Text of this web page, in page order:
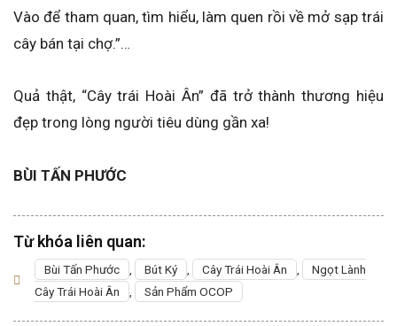
Vào để tham quan, tìm hiểu, làm quen rồi về mở sạp trái
cây bán tại chợ.”…
Quả thật, “Cây trái Hoài Ân” đã trở thành thương hiệu
đẹp trong lòng người tiêu dùng gần xa!
BÙI TẤN PHƯỚC
Từ khóa liên quan:
Bùi Tấn Phước Bút Ký Cây Trái Hoài Ân
Ngọt Lành
Cây Trái Hoài Ân
Sản Phẩm OCOP